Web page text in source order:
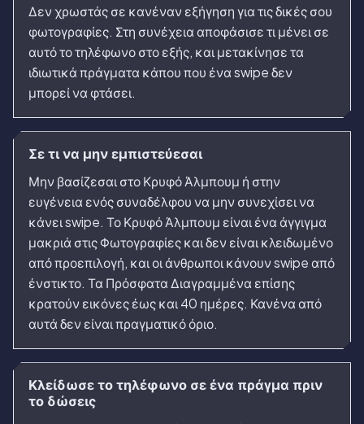
Δεν χρωστάς σε κανέναν εξήγηση για τις δικές σου
φωτογραφίες. Στη συνέχεια αποφάσισε τι μένει σε
αυτό το τηλέφωνο στο εξής, και μετακίνησε τα
ιδιωτικά πράγματα κάπου που ένα swipe δεν
μπορεί να φτάσει.
Σε τι να μην εμπιστεύεσαι
Μην βασίζεσαι στο Κρυφό Άλμπουμ ή στην
ευγένεια ενός συναδέλφου να μην συνεχίσει να
κάνει swipe. Το Κρυφό Άλμπουμ είναι ένα άγγιγμα
μακριά στις Φωτογραφίες και δεν είναι κλειδωμένο
από προεπιλογή, και οι άνθρωποι κάνουν swipe από
ένστικτο. Τα Πρόσφατα Διαγραμμένα επίσης
κρατούν εικόνες έως και 40 ημέρες. Κανένα από
αυτά δεν είναι πραγματικό όριο.
Κλείδωσε το τηλέφωνο σε ένα πράγμα πριν
το δώσεις